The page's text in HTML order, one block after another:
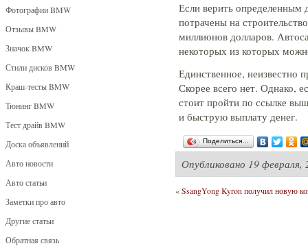
Фотографии BMW
Отзывы BMW
Значок BMW
Стили дисков BMW
Краш-тесты BMW
Тюнинг BMW
Тест драйв BMW
Доска объявлений
Авто новости
Авто статьи
Заметки про авто
Другие статьи
Обратная связь
Если верить определенным
потрачены на
миллионов долларов.
некоторых из которых
Единственное, неизвестно
Скорее всего нет. Однако,
стоит пройти по ссылке
и быструю выплату денег.
Поделиться…
Опубликовано 19 февраля,
«SsangYong Kyron получил новую